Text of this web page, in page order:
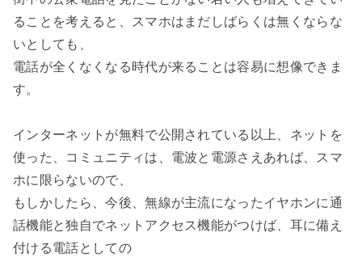
ることを考えると、スマホはまだしばらくは無くならな
いとしても、
電話が全くなくなる時代が来ることは容易に想像できま
す。
インターネットが無料で公開されている以上、ネットを
使った、コミュニティは、電波と電源さえあれば、スマ
ホに限らないので、
もしかしたら、今後、無線が主流になったイヤホンに通
話機能と独自でネットアクセス機能がつけば、耳に備え
付ける電話としての